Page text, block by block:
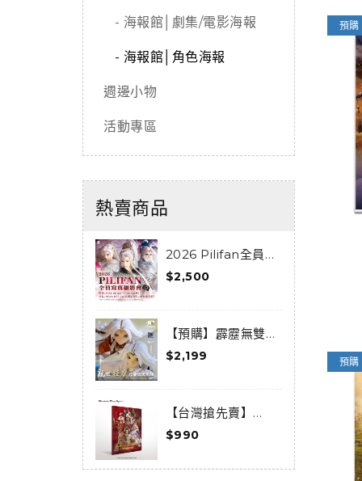
- 海報館│劇集/電影海報
- 海報館│角色海報
週邊小物
活動專區
熱賣商品
2026 Pilifan全員寫
真攝影會活動套組
$2,500
【預購】霹靂無雙
3D激戰天下-亂世狂
刀-狂龍傲天套組(預
$2,199
【台灣搶先賣】
《Thunderbolt
Fantasy 東離劍遊
$990
預購
預購